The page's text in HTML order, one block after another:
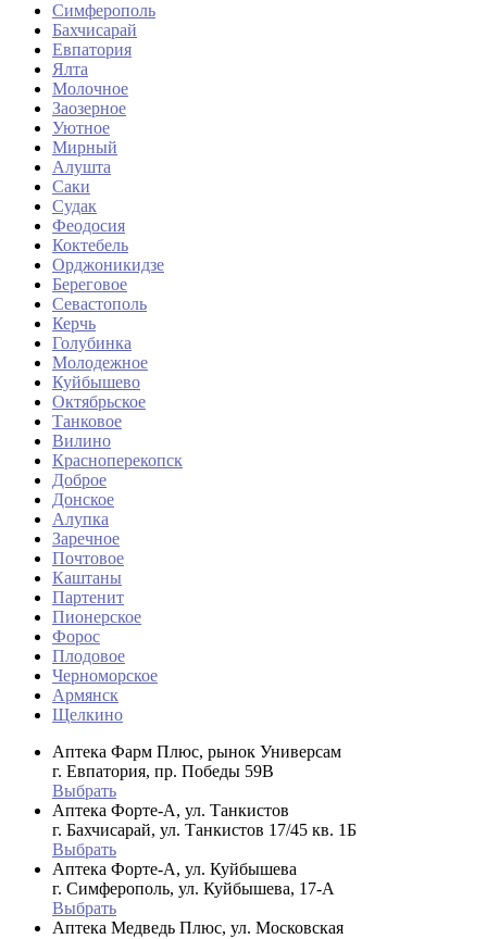
Симферополь
Бахчисарай
Евпатория
Ялта
Молочное
Заозерное
Уютное
Мирный
Алушта
Саки
Судак
Феодосия
Коктебель
Орджоникидзе
Береговое
Севастополь
Керчь
Голубинка
Молодежное
Куйбышево
Октябрьское
Танковое
Вилино
Красноперекопск
Доброе
Донское
Алупка
Заречное
Почтовое
Каштаны
Партенит
Пионерское
Форос
Плодовое
Черноморское
Армянск
Щелкино
Аптека Фарм Плюс, рынок Универсам
г. Евпатория, пр. Победы 59В
Выбрать
Аптека Форте-А, ул. Танкистов
г. Бахчисарай, ул. Танкистов 17/45 кв. 1Б
Выбрать
Аптека Форте-А, ул. Куйбышева
г. Симферополь, ул. Куйбышева, 17-А
Выбрать
Аптека Медведь Плюс, ул. Московская